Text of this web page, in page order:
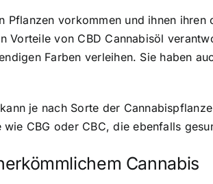
vorkommen und ihnen
Vorteile von CBD Cannabisöl
Farben verleihen. Sie haben
je nach Sorte der
CBG oder CBC, die ebenfalls
Cannabis